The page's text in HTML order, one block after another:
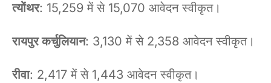
त्योंथर: 15,259 में से 15,070 आवेदन स्वीकृत।
रायपुर कर्चुलियान: 3,130 में से 2,358 आवेदन स्वीकृत।
रीवा: 2,417 में से 1,443 आवेदन स्वीकृत।